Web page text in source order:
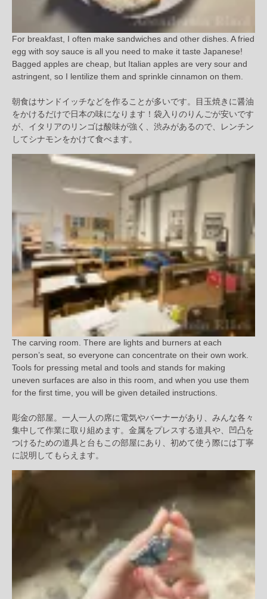
For breakfast, I often make sandwiches and other dishes. A fried
egg with soy sauce is all you need to make it taste Japanese!
Bagged apples are cheap, but Italian apples are very sour and
astringent, so I lentilize them and sprinkle cinnamon on them.
朝食はサンドイッチなどを作ることが多いです。目玉焼きに醤油
をかけるだけで日本の味になります！袋入りのりんごが安いです
が、イタリアのリンゴは酸味が強く、渋みがあるので、レンチン
してシナモンをかけて食べます。
The carving room. There are lights and burners at each
person’s seat, so everyone can concentrate on their own work.
Tools for pressing metal and tools and stands for making
uneven surfaces are also in this room, and when you use them
for the first time, you will be given detailed instructions.
彫金の部屋。一人一人の席に電気やバーナーがあり、みんな各々
集中して作業に取り組めます。金属をプレスする道具や、凹凸を
つけるための道具と台もこの部屋にあり、初めて使う際には丁寧
に説明してもらえます。